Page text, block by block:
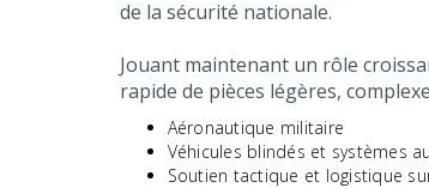
de la sécurité nationale.
Jouant maintenant un rôle
rapide de pièces légères,
Aéronautique militaire
Véhicules blindés et systèmes
Soutien tactique et logistique